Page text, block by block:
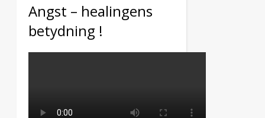
Angst – healingens
betydning !